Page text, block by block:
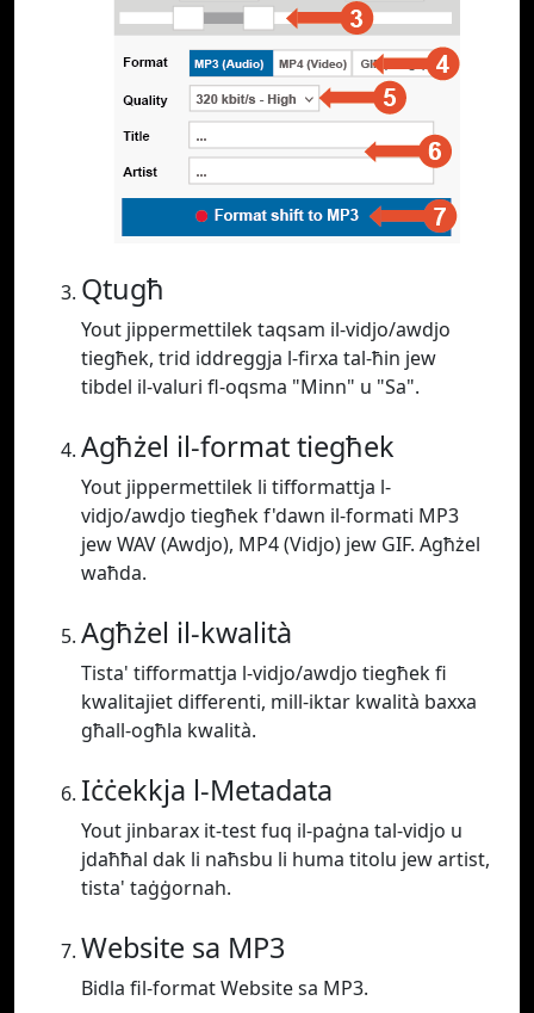
Qtugħ
Yout jippermettilek taqsam il-vidjo/awdjo
tiegħek, trid iddreggja l-firxa tal-ħin jew
tibdel il-valuri fl-oqsma "Minn" u "Sa".
Agħżel il-format tiegħek
Yout jippermettilek li tifformattja l-
vidjo/awdjo tiegħek f'dawn il-formati MP3
jew WAV (Awdjo), MP4 (Vidjo) jew GIF. Agħżel
waħda.
Agħżel il-kwalità
Tista' tifformattja l-vidjo/awdjo tiegħek fi
kwalitajiet differenti, mill-iktar kwalità baxxa
għall-ogħla kwalità.
Iċċekkja l-Metadata
Yout jinbarax it-test fuq il-paġna tal-vidjo u
jdaħħal dak li naħsbu li huma titolu jew artist,
tista' taġġornah.
Website sa MP3
Bidla fil-format Website sa MP3.